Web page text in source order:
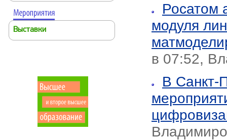
Выставки
Росатом
модуля
в 07:52,
В Санкт-